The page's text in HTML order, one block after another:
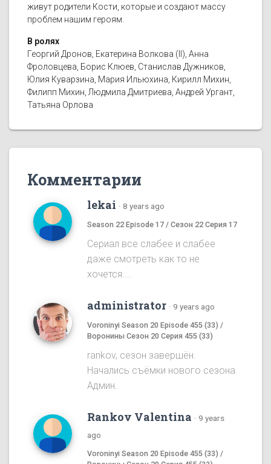
живут родители Кости, которые и создают массу
проблем нашим героям.
В ролях
Георгий Дронов, Екатерина Волкова (II), Анна
Фроловцева, Борис Клюев, Станислав Дужников,
Юлия Куварзина, Мария Ильюхина, Кирилл Михин,
Филипп Михин, Людмила Дмитриева, Андрей Ургант,
Татьяна Орлова
Комментарии
lekai · 8 years ago
Season 22 Episode 17 / Сезон 22 Серия 17
Сериал все слабее и слабее
даже смотреть как то не
хочется....
administrator · 9 years ago
Voroninyi Season 20 Episode 455 (33) /
Воронины Сезон 20 Серия 455 (33)
rankov, сезон завершён.
Начались съёмки нового сезона.
Админ.
Rankov Valentina · 9 years
ago
Voroninyi Season 20 Episode 455 (33) /